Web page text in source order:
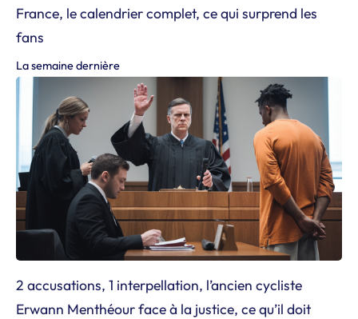
France, le calendrier complet, ce qui surprend les
fans
La semaine dernière
2 accusations, 1 interpellation, l’ancien cycliste
Erwann Menthéour face à la justice, ce qu’il doit